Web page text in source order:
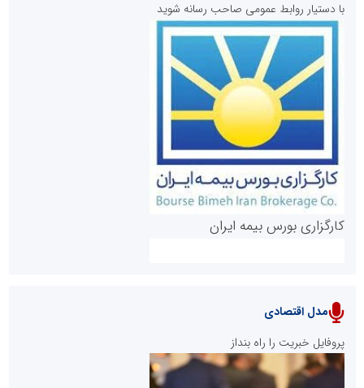
روابط عمومی خبرگزاری گزارش خبر
پایگاه خبری نهضت ملی مسکن
با دستیار روابط عمومی صاحب رسانه شوید
کارگزاری بورس بیمه ایران
مدل اقتصادی
پروفایل خبریت را راه بنداز